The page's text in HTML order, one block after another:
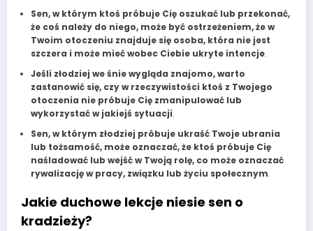
Sen, w którym ktoś próbuje Cię oszukać lub przekonać,
że coś należy do niego, może być ostrzeżeniem, że w
Twoim otoczeniu znajduje się osoba, która nie jest
szczera i może mieć wobec Ciebie ukryte intencje.
Jeśli złodziej we śnie wygląda znajomo, warto
zastanowić się, czy w rzeczywistości ktoś z Twojego
otoczenia nie próbuje Cię zmanipulować lub
wykorzystać w jakiejś sytuacji.
Sen, w którym złodziej próbuje ukraść Twoje ubrania
lub tożsamość, może oznaczać, że ktoś próbuje Cię
naśladować lub wejść w Twoją rolę, co może oznaczać
rywalizację w pracy, związku lub życiu społecznym.
Jakie duchowe lekcje niesie sen o
kradzieży?